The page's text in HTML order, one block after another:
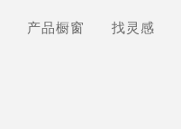
产品橱窗 找灵感